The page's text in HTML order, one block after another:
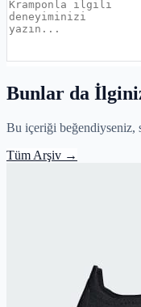
Bunlar da
Bu içeriği beğendiyseniz,
Tüm Arşiv →